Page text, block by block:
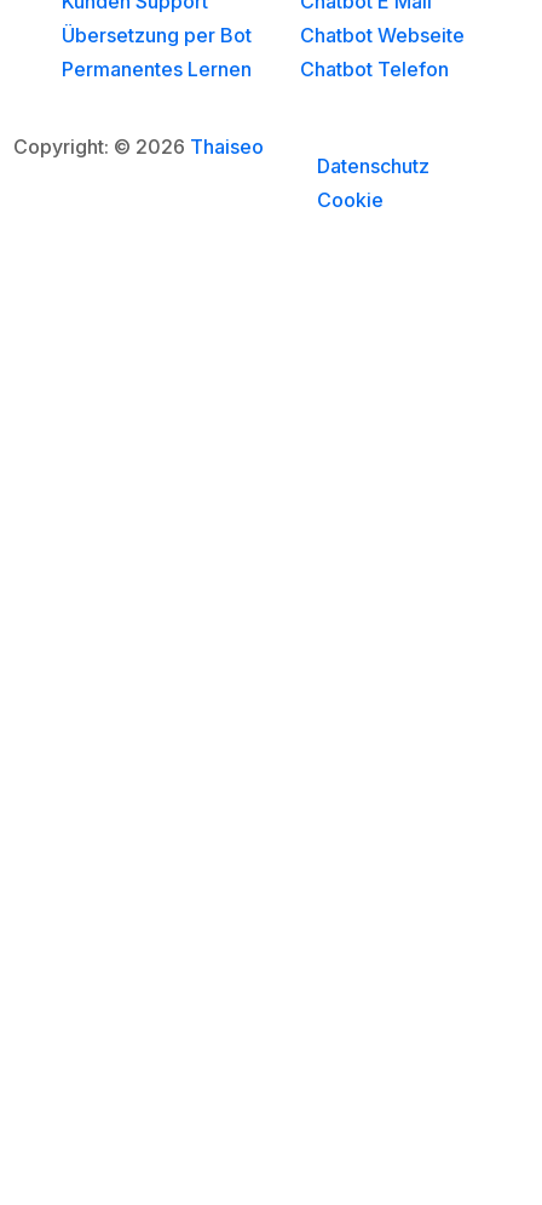
Übersetzung per Bot
Permanentes Lernen
Chatbot Webseite
Chatbot Telefon
Copyright: © 2026 Thaiseo
Datenschutz
Cookie